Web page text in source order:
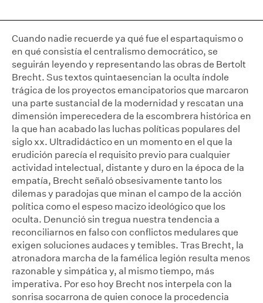
Cuando nadie recuerde ya qué fue el espartaquismo o
en qué consistía el centralismo democrático, se
seguirán leyendo y representando las obras de Bertolt
Brecht. Sus textos quintaesencian la oculta índole
trágica de los proyectos emancipatorios que marcaron
una parte sustancial de la modernidad y rescatan una
dimensión imperecedera de la escombrera histórica en
la que han acabado las luchas políticas populares del
siglo xx. Ultradidáctico en un momento en el que la
erudición parecía el requisito previo para cualquier
actividad intelectual, distante y duro en la época de la
empatía, Brecht señaló obsesivamente tanto los
dilemas y paradojas que minan el campo de la acción
política como el espeso macizo ideológico que los
oculta. Denunció sin tregua nuestra tendencia a
reconciliarnos en falso con conflictos medulares que
exigen soluciones audaces y temibles. Tras Brecht, la
atronadora marcha de la famélica legión resulta menos
razonable y simpática y, al mismo tiempo, más
imperativa. Por eso hoy Brecht nos interpela con la
sonrisa socarrona de quien conoce la procedencia